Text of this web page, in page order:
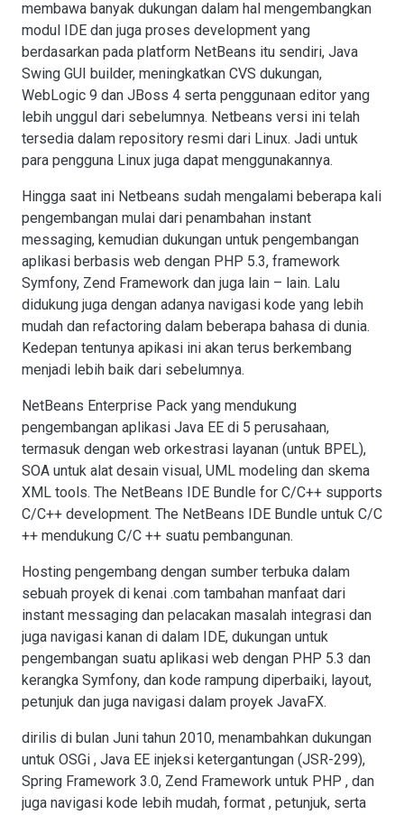
membawa banyak dukungan dalam hal mengembangkan
modul IDE dan juga proses development yang
berdasarkan pada platform NetBeans itu sendiri, Java
Swing GUI builder, meningkatkan CVS dukungan,
WebLogic 9 dan JBoss 4 serta penggunaan editor yang
lebih unggul dari sebelumnya. Netbeans versi ini telah
tersedia dalam repository resmi dari Linux. Jadi untuk
para pengguna Linux juga dapat menggunakannya.
Hingga saat ini Netbeans sudah mengalami beberapa kali
pengembangan mulai dari penambahan instant
messaging, kemudian dukungan untuk pengembangan
aplikasi berbasis web dengan PHP 5.3, framework
Symfony, Zend Framework dan juga lain – lain. Lalu
didukung juga dengan adanya navigasi kode yang lebih
mudah dan refactoring dalam beberapa bahasa di dunia.
Kedepan tentunya apikasi ini akan terus berkembang
menjadi lebih baik dari sebelumnya.
NetBeans Enterprise Pack yang mendukung
pengembangan aplikasi Java EE di 5 perusahaan,
termasuk dengan web orkestrasi layanan (untuk BPEL),
SOA untuk alat desain visual, UML modeling dan skema
XML tools. The NetBeans IDE Bundle for C/C++ supports
C/C++ development. The NetBeans IDE Bundle untuk C/C
++ mendukung C/C ++ suatu pembangunan.
Hosting pengembang dengan sumber terbuka dalam
sebuah proyek di kenai .com tambahan manfaat dari
instant messaging dan pelacakan masalah integrasi dan
juga navigasi kanan di dalam IDE, dukungan untuk
pengembangan suatu aplikasi web dengan PHP 5.3 dan
kerangka Symfony, dan kode rampung diperbaiki, layout,
petunjuk dan juga navigasi dalam proyek JavaFX.
dirilis di bulan Juni tahun 2010, menambahkan dukungan
untuk OSGi , Java EE injeksi ketergantungan (JSR-299),
Spring Framework 3.0, Zend Framework untuk PHP , dan
juga navigasi kode lebih mudah, format , petunjuk, serta